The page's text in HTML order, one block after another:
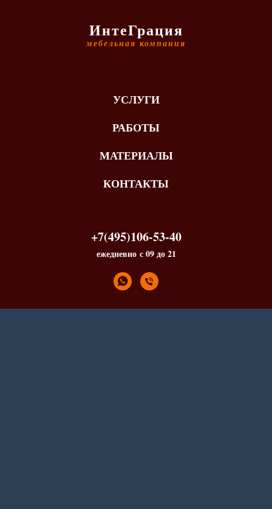
ИнтеГрация
мебельная компания
УСЛУГИ
РАБОТЫ
МАТЕРИАЛЫ
КОНТАКТЫ
+7(495)106-53-40
ежедневно с 09 до 21